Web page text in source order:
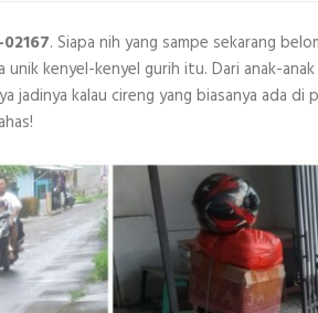
. Siapa nih yang sampe sekarang
kenyel-kenyel gurih itu. Dari anak-
jadinya kalau cireng yang biasanya ada di